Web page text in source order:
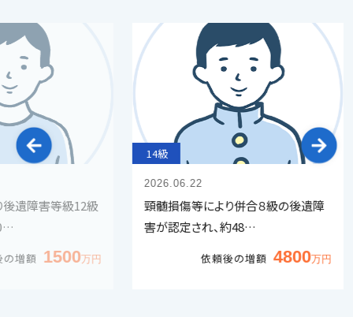
12級
頸髄損傷等により併合８級の後遺障
害が認定され、約48…
依頼後の増額 4800
14級
胸椎圧